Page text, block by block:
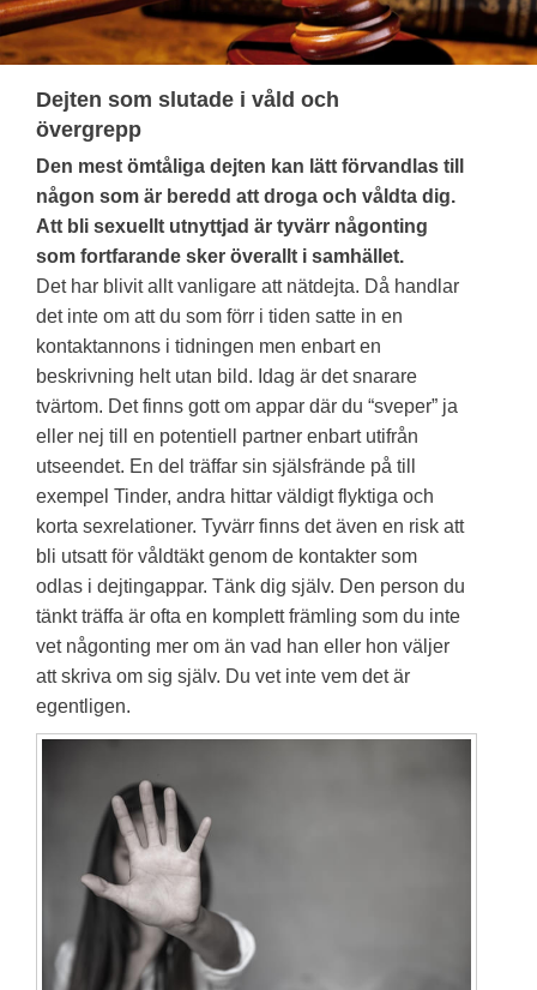
Dejten som slutade i våld och
övergrepp
Den mest ömtåliga dejten kan lätt förvandlas till
någon som är beredd att droga och våldta dig.
Att bli sexuellt utnyttjad är tyvärr någonting
som fortfarande sker överallt i samhället.
Det har blivit allt vanligare att nätdejta. Då handlar
det inte om att du som förr i tiden satte in en
kontaktannons i tidningen men enbart en
beskrivning helt utan bild. Idag är det snarare
tvärtom. Det finns gott om appar där du “sveper” ja
eller nej till en potentiell partner enbart utifrån
utseendet. En del träffar sin själsfrände på till
exempel Tinder, andra hittar väldigt flyktiga och
korta sexrelationer. Tyvärr finns det även en risk att
bli utsatt för våldtäkt genom de kontakter som
odlas i dejtingappar. Tänk dig själv. Den person du
tänkt träffa är ofta en komplett främling som du inte
vet någonting mer om än vad han eller hon väljer
att skriva om sig själv. Du vet inte vem det är
egentligen.